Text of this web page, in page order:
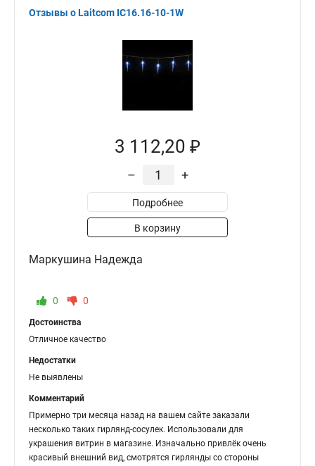
Отзывы о Laitcom IC16.16-10-1W
3 112,20 ₽
– +
Подробнее
В корзину
Маркушина Надежда
0 0
Достоинства
Отличное качество
Недостатки
Не выявлены
Комментарий
Примерно три месяца назад на вашем сайте заказали
несколько таких гирлянд-сосулек. Использовали для
украшения витрин в магазине. Изначально привлёк очень
красивый внешний вид, смотрятся гирлянды со стороны